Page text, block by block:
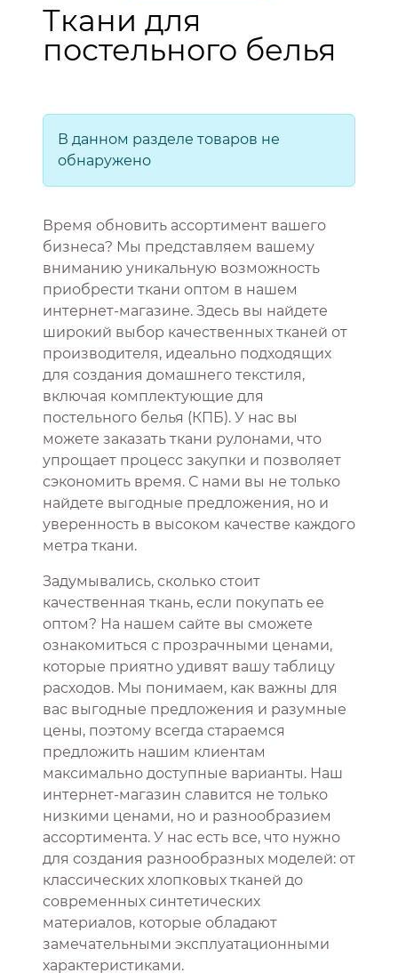
Ткани для
постельного белья
В данном разделе товаров не
обнаружено
Время обновить ассортимент вашего
бизнеса? Мы представляем вашему
вниманию уникальную возможность
приобрести ткани оптом в нашем
интернет-магазине. Здесь вы найдете
широкий выбор качественных тканей от
производителя, идеально подходящих
для создания домашнего текстиля,
включая комплектующие для
постельного белья (КПБ). У нас вы
можете заказать ткани рулонами, что
упрощает процесс закупки и позволяет
сэкономить время. С нами вы не только
найдете выгодные предложения, но и
уверенность в высоком качестве каждого
метра ткани.
Задумывались, сколько стоит
качественная ткань, если покупать ее
оптом? На нашем сайте вы сможете
ознакомиться с прозрачными ценами,
которые приятно удивят вашу таблицу
расходов. Мы понимаем, как важны для
вас выгодные предложения и разумные
цены, поэтому всегда стараемся
предложить нашим клиентам
максимально доступные варианты. Наш
интернет-магазин славится не только
низкими ценами, но и разнообразием
ассортимента. У нас есть все, что нужно
для создания разнообразных моделей: от
классических хлопковых тканей до
современных синтетических
материалов, которые обладают
замечательными эксплуатационными
характеристиками.